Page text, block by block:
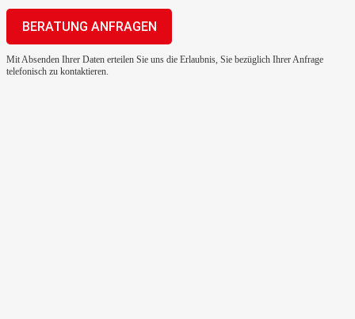
Mit Absenden Ihrer Daten erteilen Sie uns die Erlaubnis, Sie bezüglich Ihrer Anfrage
telefonisch zu kontaktieren.